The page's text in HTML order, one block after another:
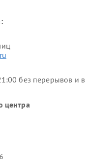
без перерывов и
центра